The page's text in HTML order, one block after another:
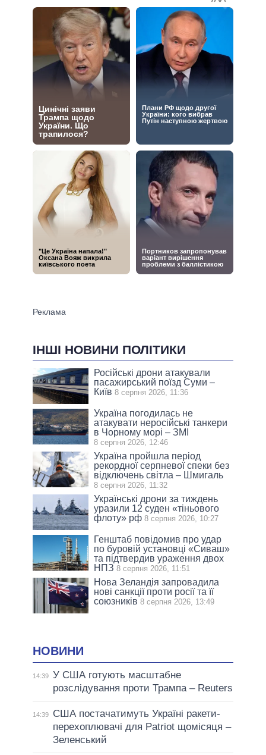
ІНШІ НОВИНИ ПОЛІТИКИ
Російські дрони атакували
пасажирський поїзд Суми –
Київ 8 серпня 2026, 11:36
Україна погодилась не
атакувати неросійські танкери
в Чорному морі – ЗМІ
8 серпня 2026, 12:46
Україна пройшла період
рекордної серпневої спеки без
відключень світла – Шмигаль
8 серпня 2026, 11:32
Українські дрони за тиждень
уразили 12 суден «тіньового
флоту» рф 8 серпня 2026, 10:27
Генштаб повідомив про удар
по буровій установці «Сиваш»
та підтвердив ураження двох
НПЗ 8 серпня 2026, 11:51
Нова Зеландія запровадила
нові санкції проти росії та її
союзників 8 серпня 2026, 13:49
НОВИНИ
14:39 У США готують масштабне
розслідування проти Трампа – Reuters
14:39
США постачатимуть Україні ракети-
перехоплювачі для Patriot щомісяця –
Зеленський